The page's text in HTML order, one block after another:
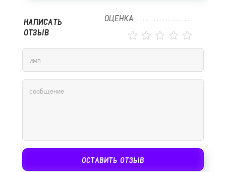
НАПИСАТЬ
ОТЗЫВ
ОЦЕНКА
ОСТАВИТЬ ОТЗЫВ